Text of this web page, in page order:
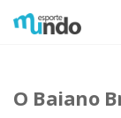
O Baiano